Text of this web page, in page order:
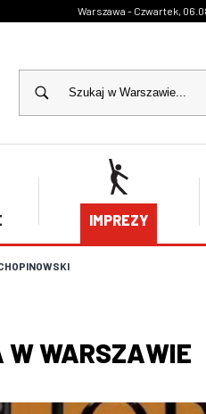
Warszawa - Czwartek,
IMPREZY
W WARSZAWIE